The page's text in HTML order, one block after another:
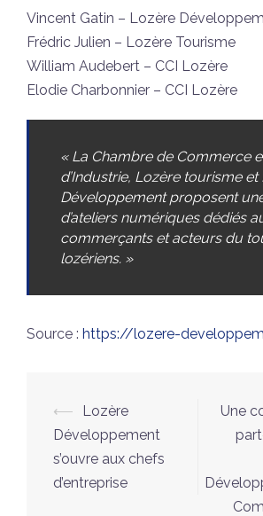
Vincent Gatin – Lozère
Frédric Julien – Lozère Tourisme
William Audebert – CCI Lozère
Elodie Charbonnier – CCI Lozère
« La Chambre de Commerce
d’Industrie, Lozère tourisme et
Développement proposent
d’ateliers numériques dédiés
commerçants et acteurs du
lozériens. »
Source : https://lozere-
Navigation
d’article
⟵
Lozère
Développement
s’ouvre aux chefs
d’entreprise
Une